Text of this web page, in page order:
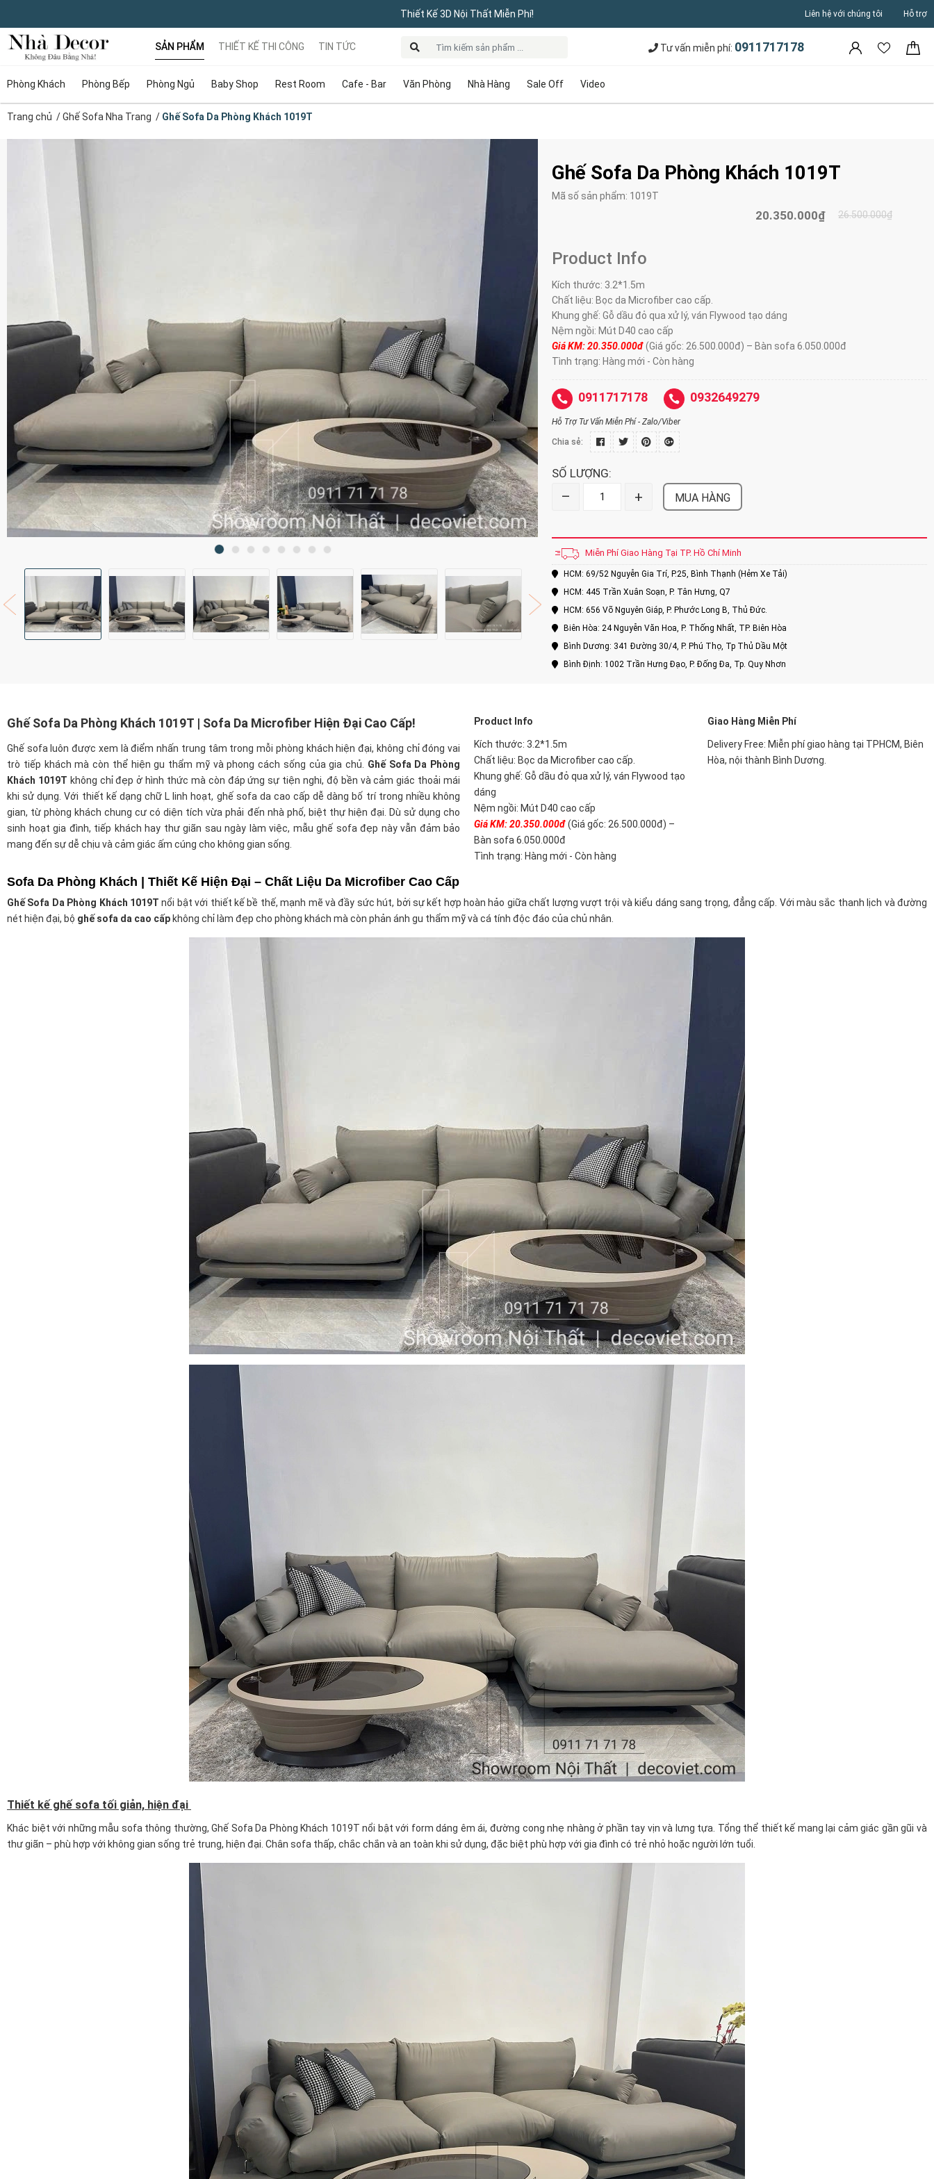
Thiết Kế 3D Nội Thất Miễn Phí! Liên hệ với chúng tôi Hỗ trợ
SẢN PHẨM
Phòng Khách Phòng Bếp Phòng Ngủ Baby Shop Rest Room Cafe - Bar Văn Phòng Nhà Hàng Sale Off Video
THIẾT KẾ THI CÔNG TIN TỨC Tư vấn miễn phí: 0911717178
Trang chủ /Ghế Sofa Nha Trang / Ghế Sofa Da Phòng Khách 1019T
Ghế Sofa Da Phòng Khách 1019T
Mã số sản phẩm: 1019T
20.350.000₫ 26.500.000₫
Product Info
Kích thước: 3.2*1.5m
Chất liệu: Bọc da Microfiber cao cấp.
Khung ghế: Gỗ dầu đỏ qua xử lý, ván Flywood tạo dáng
Nệm ngồi: Mút D40 cao cấp
Giá KM: 20.350.000đ(Giá gốc: 26.500.000đ) – Bàn sofa 6.050.000đ
Tình trạng: Hàng mới - Còn hàng
0911717178 0932649279
Hỗ Trợ Tư Vấn Miễn Phí - Zalo/Viber
Chia sẻ:
SỐ LƯỢNG:
– + MUA HÀNG
Miễn Phí Giao Hàng Tại TP. Hồ Chí Minh
HCM: 69/52 Nguyễn Gia Trí, P.25, Bình Thạnh (Hẻm Xe Tải)
HCM: 445 Trần Xuân Soạn, P. Tân Hưng, Q7
HCM: 656 Võ Nguyên Giáp, P. Phước Long B, Thủ Đức.
Biên Hòa: 24 Nguyễn Văn Hoa, P. Thống Nhất, TP. Biên Hòa
Bình Dương: 341 Đường 30/4, P. Phú Thọ, Tp Thủ Dầu Một
Bình Định: 1002 Trần Hưng Đạo, P. Đống Đa, Tp. Quy Nhơn
Ghế Sofa Da Phòng Khách 1019T | Sofa Da Microfiber Hiện Đại Cao Cấp!
Ghế sofa luôn được xem là điểm nhấn trung tâm trong mỗi phòng khách hiện đại, không chỉ đóng vai
trò tiếp khách mà còn thể hiện gu thẩm mỹ và phong cách sống của gia chủ. Ghế Sofa Da Phòng
Khách 1019T không chỉ đẹp ở hình thức mà còn đáp ứng sự tiện nghi, độ bền và cảm giác thoải mái
khi sử dụng. Với thiết kế dạng chữ L linh hoạt, ghế sofa da cao cấp dễ dàng bố trí trong nhiều không
gian, từ phòng khách chung cư có diện tích vừa phải đến nhà phố, biệt thự hiện đại. Dù sử dụng cho
sinh hoạt gia đình, tiếp khách hay thư giãn sau ngày làm việc, mẫu ghế sofa đẹp này vẫn đảm bảo
mang đến sự dễ chịu và cảm giác ấm cúng cho không gian sống.
Product Info
Kích thước: 3.2*1.5m
Chất liệu: Bọc da Microfiber cao cấp.
Khung ghế: Gỗ dầu đỏ qua xử lý, ván Flywood tạo
dáng
Nệm ngồi: Mút D40 cao cấp
Giá KM: 20.350.000đ(Giá gốc: 26.500.000đ) –
Bàn sofa 6.050.000đ
Tình trạng: Hàng mới - Còn hàng
Giao Hàng Miễn Phí
Delivery Free: Miễn phí giao hàng tại TPHCM, Biên
Hòa, nội thành Bình Dương.
Sofa Da Phòng Khách | Thiết Kế Hiện Đại – Chất Liệu Da Microfiber Cao Cấp
Ghế Sofa Da Phòng Khách 1019T nổi bật với thiết kế bề thế, mạnh mẽ và đầy sức hút, bởi sự kết hợp hoàn hảo giữa chất lượng vượt trội và kiểu dáng sang trọng, đẳng cấp. Với màu sắc thanh lịch và đường
nét hiện đại, bộ ghế sofa da cao cấp không chỉ làm đẹp cho phòng khách mà còn phản ánh gu thẩm mỹ và cá tính độc đáo của chủ nhân.
Thiết kế ghế sofa tối giản, hiện đại
Khác biệt với những mẫu sofa thông thường, Ghế Sofa Da Phòng Khách 1019T nổi bật với form dáng êm ái, đường cong nhẹ nhàng ở phần tay vịn và lưng tựa. Tổng thể thiết kế mang lại cảm giác gần gũi và
thư giãn – phù hợp với không gian sống trẻ trung, hiện đại. Chân sofa thấp, chắc chắn và an toàn khi sử dụng, đặc biệt phù hợp với gia đình có trẻ nhỏ hoặc người lớn tuổi.